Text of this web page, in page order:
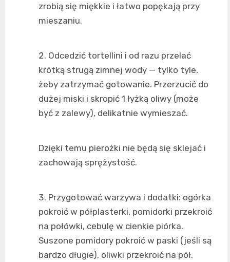
zrobią się miękkie i łatwo popękają przy
mieszaniu.
Odcedzić tortellini i od razu przelać
krótką strugą zimnej wody — tylko tyle,
żeby zatrzymać gotowanie. Przerzucić do
dużej miski i skropić 1 łyżką oliwy (może
być z zalewy), delikatnie wymieszać.
Dzięki temu pierożki nie będą się sklejać i
zachowają sprężystość.
Przygotować warzywa i dodatki: ogórka
pokroić w półplasterki, pomidorki przekroić
na połówki, cebulę w cienkie piórka.
Suszone pomidory pokroić w paski (jeśli są
bardzo długie), oliwki przekroić na pół.